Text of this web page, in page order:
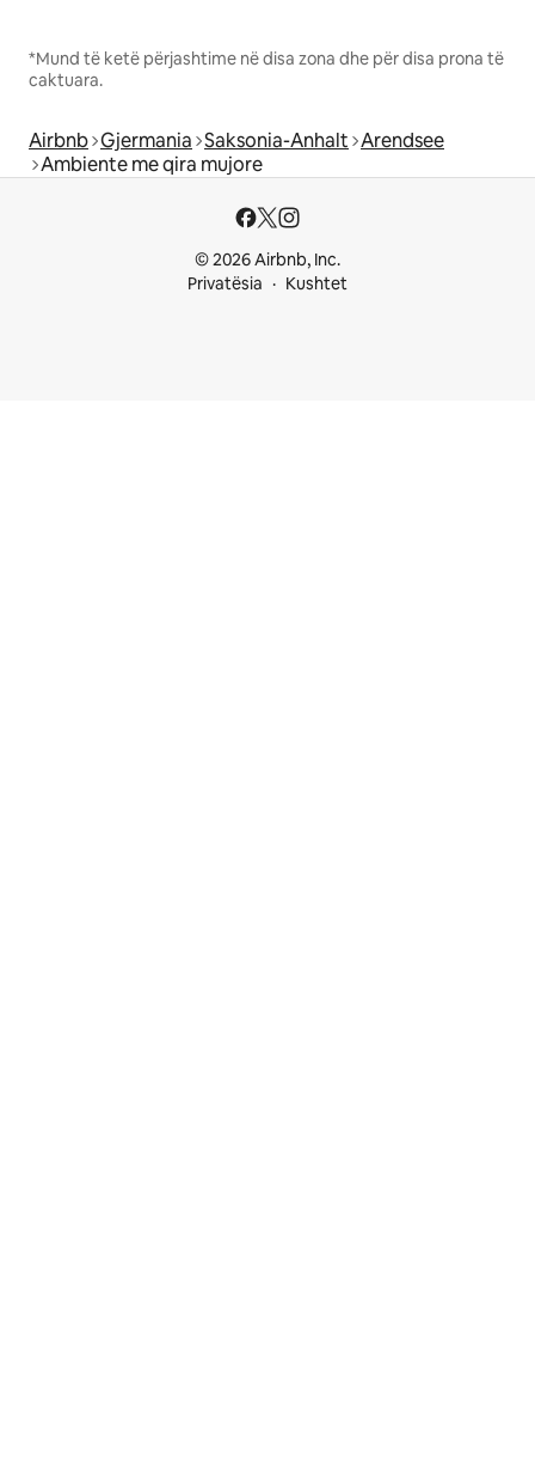
*Mund të ketë përjashtime në disa zona dhe për disa prona të
caktuara.
Airbnb Gjermania Saksonia-Anhalt Arendsee
Ambiente me qira mujore
© 2026 Airbnb, Inc.
Privatësia
Kushtet